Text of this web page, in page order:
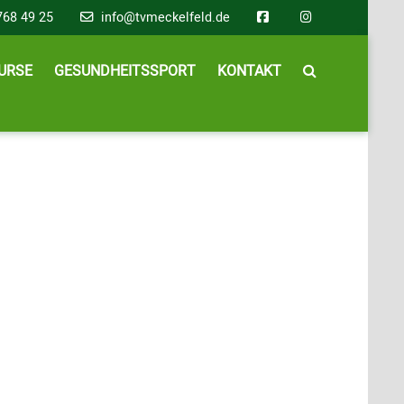
49 25 info@tvmeckelfeld.de
GESUNDHEITSSPORT KONTAKT